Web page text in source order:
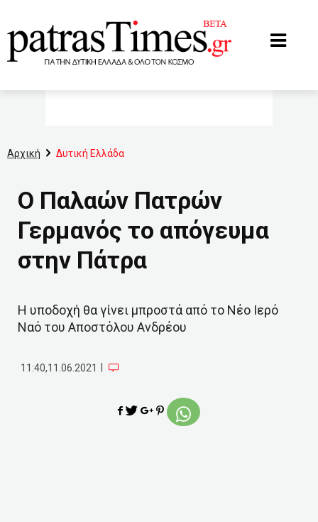
Αρχική Δυτική Ελλάδα
Ο Παλαών Πατρών
Γερμανός το απόγευμα
στην Πάτρα
Η υποδοχή θα γίνει μπροστά από το Νέο Ιερό
Ναό του Αποστόλου Ανδρέου
11:40,11.06.2021